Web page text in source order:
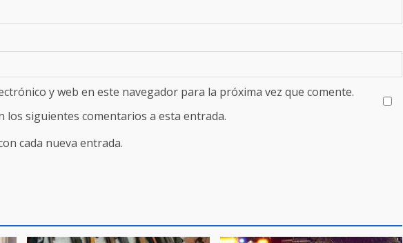
y web en este navegador para la próxima vez que comente.
los siguientes comentarios a esta entrada.
cada nueva entrada.